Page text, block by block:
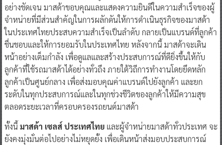
อย่างชัดเจน มาสด้าขอบคุณและแสดงความยินดีในความสำเร็จของผู้
จำหน่ายที่มีส่วนสำคัญในการผลักดันให้การดำเนินธุรกิจของมาสด้า
ในประเทศไทยประสบความสำเร็จเป็นลำดับ กลายเป็นแบรนด์ที่ลูกค้า
ชื่นชอบและให้การยอมรับในประเทศไทย หลังจากนี้ มาสด้าจะเดิน
หน้าอย่างเต็มกำลัง เพื่อดูแลและสร้างประสบการณ์ที่ดียิ่งขึ้นให้กับ
ลูกค้าที่ใช้รถมาสด้าได้อย่างทั่วถึง ภายใต้วิถีการทำงานโดยยึดหลัก
ลูกค้าเป็นศูนย์กลาง เพื่อส่งมอบคุณค่าแบรนด์ไปยังลูกค้า และยก
ระดับในทุกประสบการณ์และในทุกช่วงชีวิตของลูกค้าให้มีความสุข
ตลอดระยะเวลาที่ครอบครองรถยนต์มาสด้า
ทั้งนี้มาสด้า เซลส์ ประเทศไทยและผู้จำหน่ายมาสด้าทั่วประเทศ จะ
ยังคงมุ่งมั่นต่อไปอย่างไม่หยุดยั้ง เพื่อเดินหน้าส่งมอบประสบการณ์